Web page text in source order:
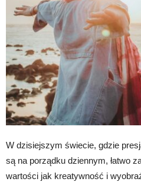
W dzisiejszym świecie, gdzie
są na porządku dziennym, łatwo
wartości jak kreatywność i